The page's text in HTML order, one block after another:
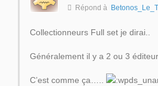
Répond à
Collectionneurs Full set je dirai..
Généralement il y a 2 ou 3
C’est comme ça…..